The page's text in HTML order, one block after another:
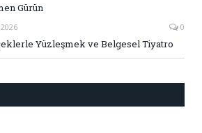
Gürün
0
Yüzleşmek ve Belgesel Tiyatro